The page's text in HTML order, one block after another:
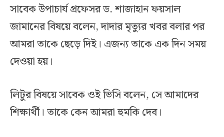
সাবেক উপাচার্য প্রফেসর ড. শাজাহান ফয়সাল
জামানের বিষয়ে বলেন, দাদার মৃত্যুর খবর বলার পর
আমরা তাকে ছেড়ে দিই। এজন্য তাকে এক দিন সময়
দেওয়া হয়।
লিটুর বিষয়ে সাবেক ওই ভিসি বলেন, সে আমাদের
শিক্ষার্থী। তাকে কেন আমরা হুমকি দেব।